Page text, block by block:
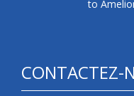
to
CONTACTEZ-